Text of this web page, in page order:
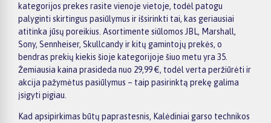
kategorijos prekes rasite vienoje vietoje, todėl patogu
palyginti skirtingus pasiūlymus ir išsirinkti tai, kas geriausiai
atitinka jūsų poreikius. Asortimente siūlomos JBL, Marshall,
Sony, Sennheiser, Skullcandy ir kitų gamintojų prekės, o
bendras prekių kiekis šioje kategorijoje šiuo metu yra 35.
Žemiausia kaina prasideda nuo 29,99 €, todėl verta peržiūrėti ir
akcija pažymėtus pasiūlymus – taip pasirinktą prekę galima
įsigyti pigiau.
Kad apsipirkimas būtų paprastesnis, Kalėdiniai garso technikos